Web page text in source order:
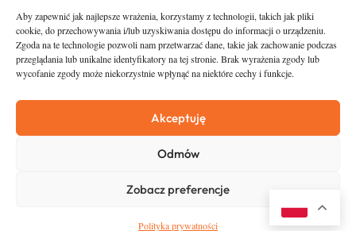
Aby zapewnić jak najlepsze wrażenia, korzystamy z technologii, takich jak pliki
cookie, do przechowywania i/lub uzyskiwania dostępu do informacji o urządzeniu.
Zgoda na te technologie pozwoli nam przetwarzać dane, takie jak zachowanie podczas
przeglądania lub unikalne identyfikatory na tej stronie. Brak wyrażenia zgody lub
wycofanie zgody może niekorzystnie wpłynąć na niektóre cechy i funkcje.
Akceptuję
Odmów
Zobacz preferencje
Polityka prywatności
Asfalt
O nas
Zostań Patronem
Kontakt